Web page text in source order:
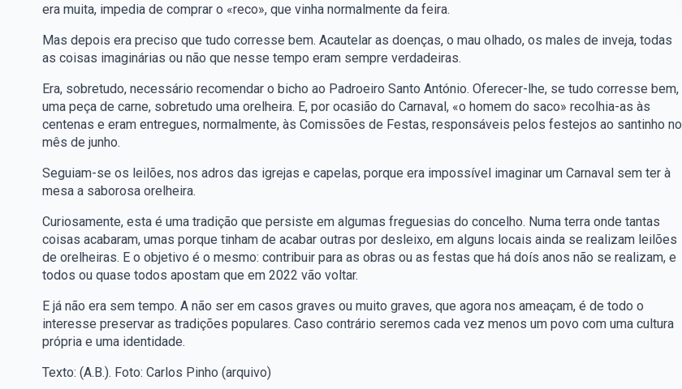
era muita, impedia de comprar o «reco», que vinha normalmente da feira.
Mas depois era preciso que tudo corresse bem. Acautelar as doenças, o mau olhado, os males de inveja, todas
as coisas imaginárias ou não que nesse tempo eram sempre verdadeiras.
Era, sobretudo, necessário recomendar o bicho ao Padroeiro Santo António. Oferecer-lhe, se tudo corresse bem,
uma peça de carne, sobretudo uma orelheira. E, por ocasião do Carnaval, «o homem do saco» recolhia-as às
centenas e eram entregues, normalmente, às Comissões de Festas, responsáveis pelos festejos ao santinho no
mês de junho.
Seguiam-se os leilões, nos adros das igrejas e capelas, porque era impossível imaginar um Carnaval sem ter à
mesa a saborosa orelheira.
Curiosamente, esta é uma tradição que persiste em algumas freguesias do concelho. Numa terra onde tantas
coisas acabaram, umas porque tinham de acabar outras por desleixo, em alguns locais ainda se realizam leilões
de orelheiras. E o objetivo é o mesmo: contribuir para as obras ou as festas que há doís anos não se realizam, e
todos ou quase todos apostam que em 2022 vão voltar.
E já não era sem tempo. A não ser em casos graves ou muito graves, que agora nos ameaçam, é de todo o
interesse preservar as tradições populares. Caso contrário seremos cada vez menos um povo com uma cultura
própria e uma identidade.
Texto: (A.B.). Foto: Carlos Pinho (arquivo)